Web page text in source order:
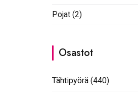
Pojat (2)
Osastot
Tähtipyörä (440)